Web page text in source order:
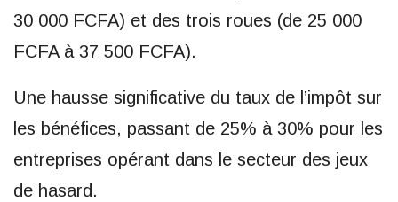
30 000 FCFA) et des trois roues (de 25 000
FCFA à 37 500 FCFA).
Une hausse significative du taux de l’impôt sur
les bénéfices, passant de 25% à 30% pour les
entreprises opérant dans le secteur des jeux
de hasard.